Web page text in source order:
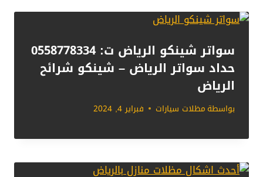
سواتر شينكو الرياض ت: 0558778334
حداد سواتر الرياض – شينكو شرائح
الرياض
بواسطة مظلات سيارات فبراير 4, 2024